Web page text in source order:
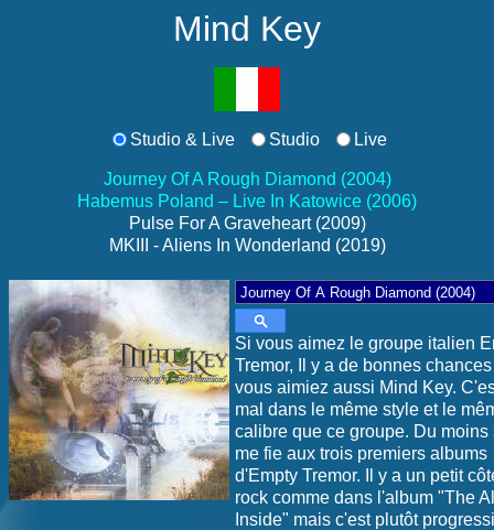
Mind Key
Studio & Live Studio Live
Journey Of A Rough Diamond (2004)
Habemus Poland – Live In Katowice (2006)
Pulse For A Graveheart (2009)
MKIII - Aliens In Wonderland (2019)
Si vous aimez le groupe italien
Tremor, Il y a de bonnes
vous aimiez aussi Mind Key.
mal dans le même style et le
calibre que ce groupe. Du moins
me fie aux trois premiers albums
d'Empty Tremor. Il y a un petit
rock comme dans l'album "The
Inside" mais c'est plutôt